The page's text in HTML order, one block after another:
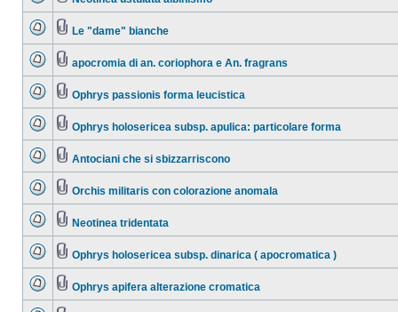
Le "dame" bianche
apocromia di an. coriophora e An. fragrans
Ophrys passionis forma leucistica
Ophrys holosericea subsp. apulica: particolare forma
Antociani che si sbizzarriscono
Orchis militaris con colorazione anomala
Neotinea tridentata
Ophrys holosericea subsp. dinarica ( apocromatica )
Ophrys apifera alterazione cromatica